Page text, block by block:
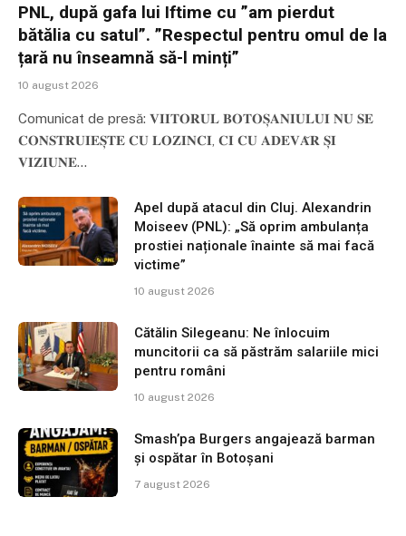
PNL, după gafa lui Iftime cu ”am pierdut
bătălia cu satul”. ”Respectul pentru omul de la
țară nu înseamnă să-l minți”
10 august 2026
Comunicat de presă: 𝐕𝐈𝐈𝐓𝐎𝐑𝐔𝐋 𝐁𝐎𝐓𝐎𝐒̦𝐀𝐍𝐈𝐔𝐋𝐔𝐈 𝐍𝐔 𝐒𝐄
𝐂𝐎𝐍𝐒𝐓𝐑𝐔𝐈𝐄𝐒̦𝐓𝐄 𝐂𝐔 𝐋𝐎𝐙𝐈𝐍𝐂𝐈, 𝐂𝐈 𝐂𝐔 𝐀𝐃𝐄𝐕𝐀̆𝐑 𝐒̦𝐈
𝐕𝐈𝐙𝐈𝐔𝐍𝐄…
Apel după atacul din Cluj. Alexandrin
Moiseev (PNL): „Să oprim ambulanța
prostiei naționale înainte să mai facă
victime”
10 august 2026
Cătălin Silegeanu: Ne înlocuim
muncitorii ca să păstrăm salariile mici
pentru români
10 august 2026
Smash’pa Burgers angajează barman
și ospătar în Botoșani
7 august 2026